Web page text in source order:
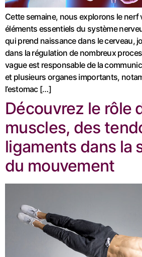
Cette semaine, nous explorons le nerf
éléments essentiels du système
qui prend naissance dans le cerveau,
dans la régulation de nombreux
vague est responsable de la
et plusieurs organes importants,
l’estomac […]
Découvrez le rôle
muscles, des
ligaments dans la
du mouvement